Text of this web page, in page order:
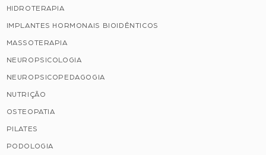
HIDROTERAPIA
IMPLANTES HORMONAIS BIOIDÊNTICOS
MASSOTERAPIA
NEUROPSICOLOGIA
NEUROPSICOPEDAGOGIA
NUTRIÇÃO
OSTEOPATIA
PILATES
PODOLOGIA